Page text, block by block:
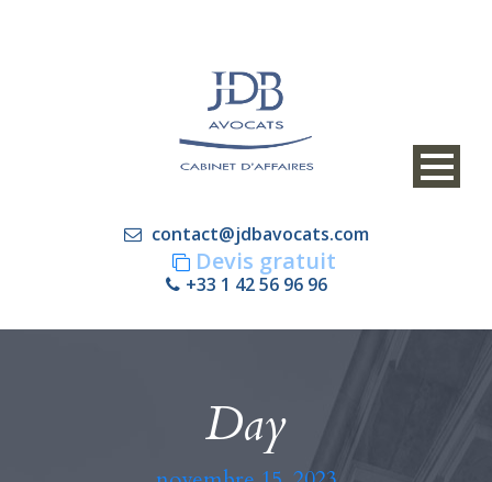
contact@jdbavocats.com
Devis gratuit
+33 1 42 56 96 96
Day